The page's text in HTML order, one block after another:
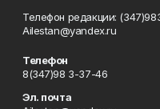
Телефон редакции:
Ailestan@yandex.ru
Телефон
8(347)98 3-37-46
Эл. почта